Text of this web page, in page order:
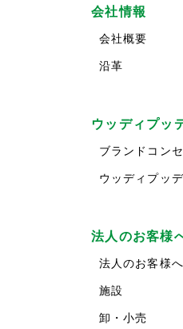
会社情報
会社概要
沿革
ウッディプッ
ブランドコン
ウッディプッ
法人のお客様
法人のお客様へ
施設
卸・小売